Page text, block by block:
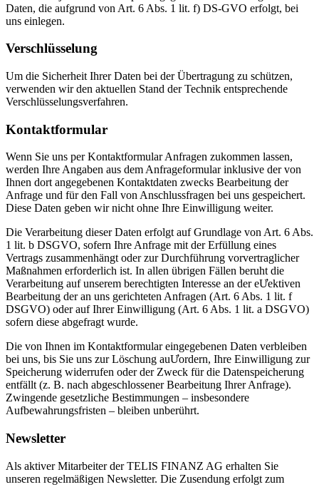
Daten, die aufgrund von Art. 6 Abs. 1 lit. f) DS-GVO erfolgt, bei
uns einlegen.
Verschlüsselung
Um die Sicherheit Ihrer Daten bei der Übertragung zu schützen,
verwenden wir den aktuellen Stand der Technik entsprechende
Verschlüsselungsverfahren.
Kontaktformular
Wenn Sie uns per Kontaktformular Anfragen zukommen lassen,
werden Ihre Angaben aus dem Anfrageformular inklusive der von
Ihnen dort angegebenen Kontaktdaten zwecks Bearbeitung der
Anfrage und für den Fall von Anschlussfragen bei uns gespeichert.
Diese Daten geben wir nicht ohne Ihre Einwilligung weiter.
Die Verarbeitung dieser Daten erfolgt auf Grundlage von Art. 6 Abs.
1 lit. b DSGVO, sofern Ihre Anfrage mit der Erfüllung eines
Vertrags zusammenhängt oder zur Durchführung vorvertraglicher
Maßnahmen erforderlich ist. In allen übrigen Fällen beruht die
Verarbeitung auf unserem berechtigten Interesse an der eƯektiven
Bearbeitung der an uns gerichteten Anfragen (Art. 6 Abs. 1 lit. f
DSGVO) oder auf Ihrer Einwilligung (Art. 6 Abs. 1 lit. a DSGVO)
sofern diese abgefragt wurde.
Die von Ihnen im Kontaktformular eingegebenen Daten verbleiben
bei uns, bis Sie uns zur Löschung auƯordern, Ihre Einwilligung zur
Speicherung widerrufen oder der Zweck für die Datenspeicherung
entfällt (z. B. nach abgeschlossener Bearbeitung Ihrer Anfrage).
Zwingende gesetzliche Bestimmungen – insbesondere
Aufbewahrungsfristen – bleiben unberührt.
Newsletter
Als aktiver Mitarbeiter der TELIS FINANZ AG erhalten Sie
unseren regelmäßigen Newsletter. Die Zusendung erfolgt zum